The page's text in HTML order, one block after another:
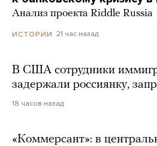
Анализ проекта Riddle Russia
ИСТОРИИ 21 час назад
В США сотрудники
задержали россиянку,
18 часов назад
«Коммерсант»: в